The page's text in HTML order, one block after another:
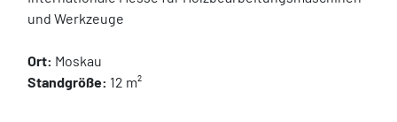
und Werkzeuge
Ort: Moskau
Standgröße: 12 m²